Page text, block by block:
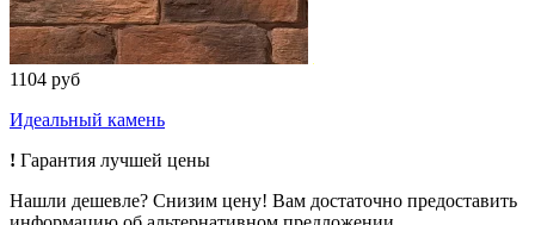
1104 руб
Идеальный камень
! Гарантия лучшей цены
Нашли дешевле? Снизим цену! Вам достаточно предоставить